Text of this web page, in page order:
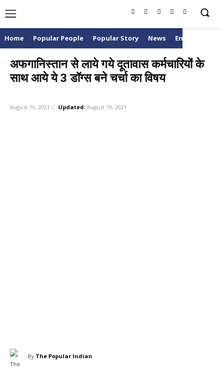
Home Popular People Popular Story News
अफगानिस्तान से लाये गये दूतावास कर्मचारियों के
साथ आये ये 3 डॉग्स बने चर्चा का विषय
August 19, 2021 Updated: August 19, 2021
By The Popular Indian